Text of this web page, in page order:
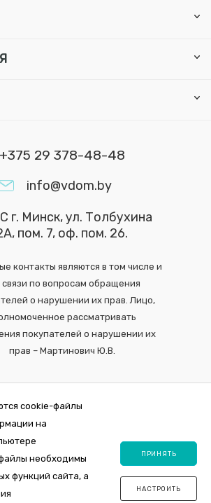
+375 29 378-48-48
info@vdom.by
г. Минск, ул. Толбухина
пом. 7, оф. пом. 26.
контакты являются в том числе и
связи по вопросам обращения
о нарушении их прав. Лицо,
рассматривать
покупателей о нарушении их
прав – Мартинович Ю.В.
VDOM.by Регистрация в торговом реестре
cookie-файлы
на
необходимы
функций сайта, а
ПРИНЯТЬ
НАСТРОИТЬ